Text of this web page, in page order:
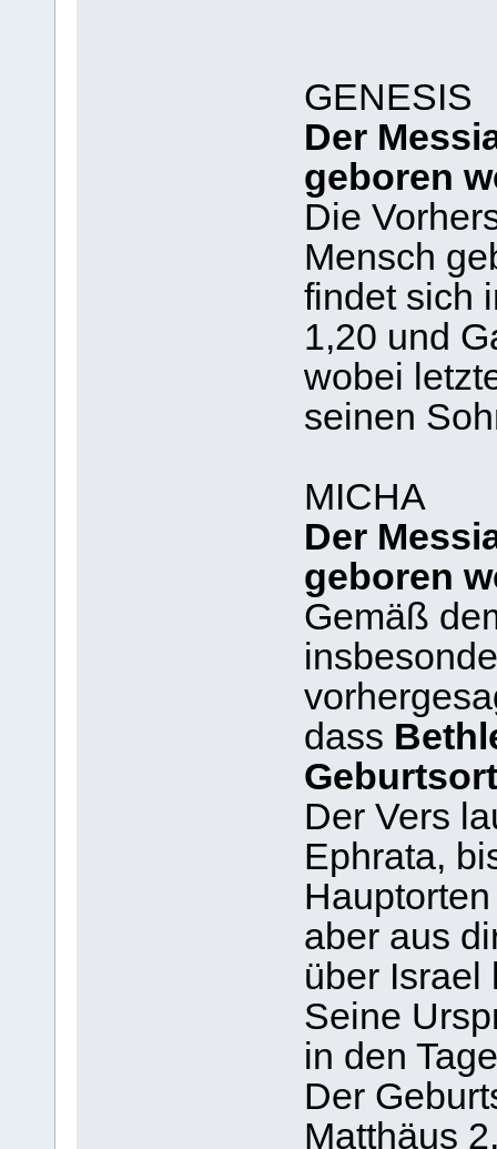
GENESIS
Der
geboren
Die
Mensch
findet sich
1,20 und
wobei
seinen
MICHA
Der
geboren
Gemäß
dass
Geburtsort
Der Vers
Ephrata,
aber aus
über Israel
Seine
in den
Der
Matthäus